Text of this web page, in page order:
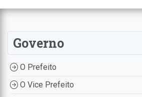
Governo
O Prefeito
O Vice Prefeito